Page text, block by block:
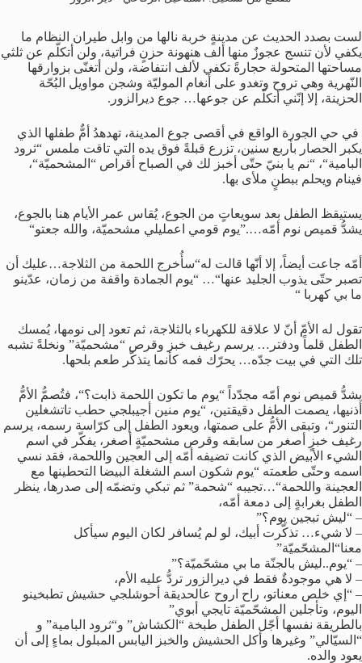
لست بصدد الحديث عن مدينةٍ خربة نالها من وابل طيران النظام ما
يكفي لأن تنسج عجوزٌ منها ألف هنهونة حزنٍ فراتية، ولن أتكلّم عن ثلثي
مساحتها المتحولة حجارةً تكفي لألف انتفاضة، ولن أتغنّى بزوارقها
النّهرية وهي تروح وتغدو على أنغام الموليّة وشجن مواويل البُحّة
الحزينة، إلا إنّني أتكلّم عن جوعها… جوع ديرالزور .
في حي الجورة الواقع في أقصى جوع المدينة، تهدهدُ أمٌّ طفلها الذي
يكبر
الحصار بأربع سنين، تزرع قبلةً فوق يده التي تاقت ملمس “ثرود
البامية“، “نم يا بنيّ حتّى أخبز لك في الصباح أقراص “ المشحميّة“،
فينام ويحلم ببطنٍ ملأى بها.
يستيقظ الطفل بعد سويعاتٍ من الجوع، يُقاس عمر الأيام هنا بالجوع،
يشدُّ قميص نوم أمّه….”يوم قومي اعمليلي مشحميّة، والله جعتو“
أمّه جاعت أيضاً، إلا أنّها قالت له“سأُخرج اللحمة من الثلاجة…عليك أن
تصبر حتّى يذوب الجليد عنها“… “يوم الجمادة واقفة من زمان، عدّينو
ما بي كهربا “
تقول له الأمّ أنّ لا علاقة للكهرباء بالثلاجة، ثم تعود إلى نومها، يُمسك
الطفل قلماً ودفتر … يرسم رغيف خبز وقرص “مشحميّة” ونخلةً تشبه
تلك التي في بيت جدّه… يحرّك فمه كأنما يتذكّر طعم بلحها.
يشدُّ قميص نوم أمّه مجدّداً “يوم ما تكون اللحمة ذابت؟“، فتُصمُّ
الأمُّ
أذنيها، يصمت الطفل دقيقتين، “يوم منين أجيبلجي حطب تاتشغلين
التنور “، وتبقى الأمُّ على صمتها، ويعود الطفل إلى كرّاسة رسمه، يرسم
رغيف خبزٍ أصغر من سابقه وقرص مشحميّةٍ أصغر، يفكّر في اسم
الشيء الأبيض الذي كانت تضيفه أمّه إلى العجين واللحمة، فقد نسي
اسمه وحتّى طعمته “يوم شكون اسم الشغلة البيضا التحطينها مع
العجينة واللحمة“…تجيبه “شحمة” ثم تبكي وتضمّه إلى صدرها، ينظر
الطفل بغرابةٍ إلى دمعة أمّه،
– “ليش تبجين يوم؟”
– لا شيء… تذكّرت أبيك، لو لم يُسافر لكان اليوم سيأكل
معنا“ المشحّميّة”
– “يوم..ليش بالجنّة ما بي مشحّميّة؟”
– لا هي موجودةٌ فقط في ديرالزور تردُّ عليه الأم،
– “ إي خلص معناتو، راح اروح عالحديقة أحوشلجي حشيش تطبخينو
اليوم، وتأجلين المشحّميّة تايجي أبوي”
بالطريقة نفسها أجّل الطفل طبخة “ الكشاش” و“ثرود البامية” و
“ السيّالي” وغيرها وأكل الحشيش والخبز اليابس المبلول بماءٍ إلى أن
يعود والده.